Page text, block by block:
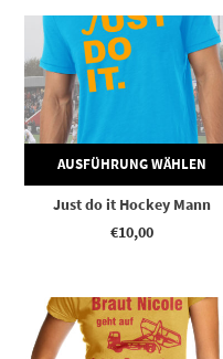
AUSFÜHRUNG WÄHLEN
Dieses Produkt weist mehrere Varianten auf. Die Optionen können auf der Produktseite gewählt werden
Just do it Hockey Mann
€10,00
Dieses Produkt weist mehrere Varianten auf. Die Optionen können auf der Produktseite gewählt werden